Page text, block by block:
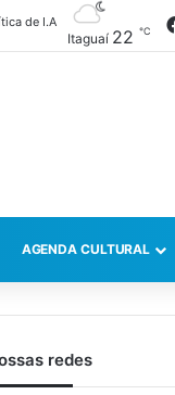
de I.A
Itaguaí 22 ℃
AGENDA CULTURAL
redes